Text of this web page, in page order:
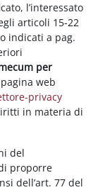
l’interessato
articoli 15-22
indicati a pag.
per
web
privacy
in materia di
del
proporre
dell’art. 77 del